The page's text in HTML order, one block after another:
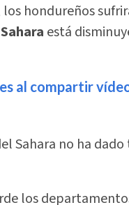
hondureños
Sahara está
al compartir
Sahara no ha
los